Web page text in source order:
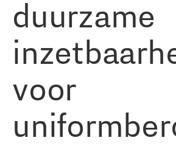
duurzame
voor